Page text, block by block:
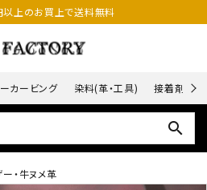
上のお買上で送料無料
カービング 染料(革・工具) 接着剤
search
・牛ヌメ革